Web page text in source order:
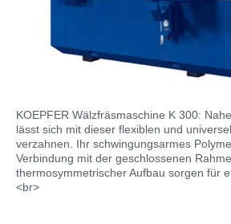
KOEPFER Wälzfräsmaschine K 300:
lässt sich mit dieser flexiblen und
verzahnen. Ihr schwingungsarmes
Verbindung mit der geschlossenen
thermosymmetrischer Aufbau sorgen für
<br>